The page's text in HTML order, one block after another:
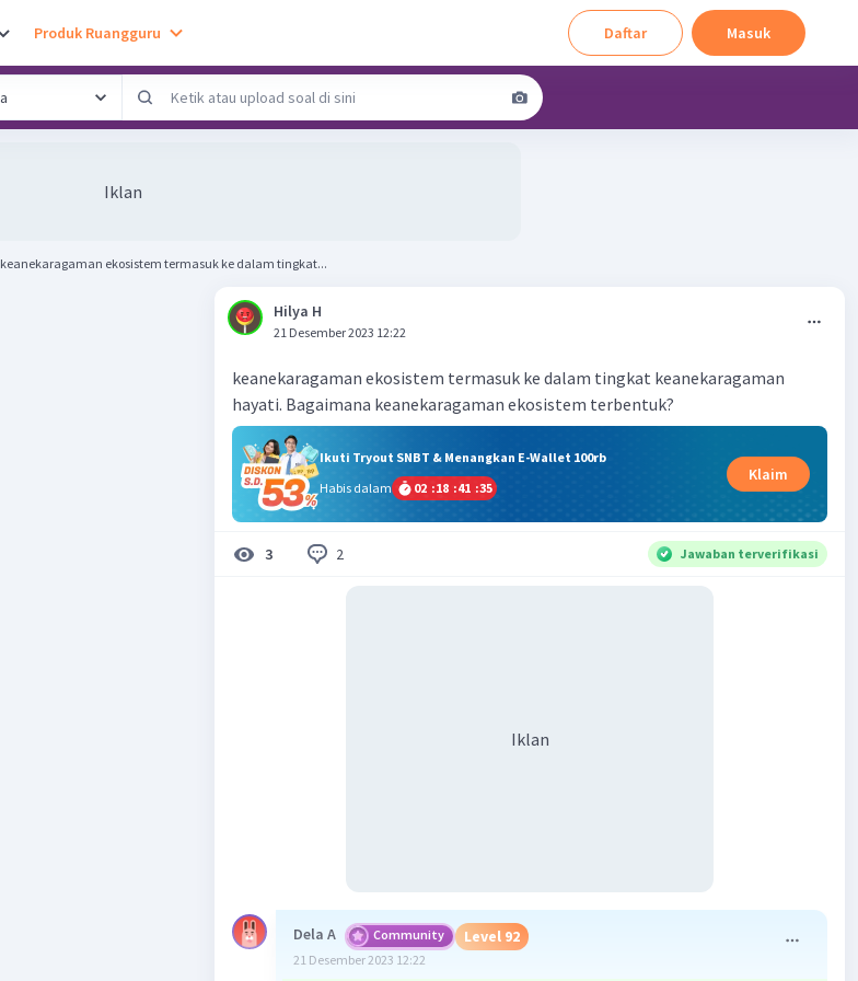
Produk Ruangguru Daftar Masuk
Iklan
keanekaragaman ekosistem termasuk ke dalam tingkat...
Hilya H
21 Desember 2023 12:22
keanekaragaman ekosistem termasuk ke dalam tingkat keanekaragaman
hayati. Bagaimana keanekaragaman ekosistem terbentuk?
Ikuti Tryout SNBT & Menangkan E-Wallet 100rb
Habis dalam
02 :18 :41 :34
Klaim
3 2 Jawaban terverifikasi
Iklan
Dela A Community Level 92
21 Desember 2023 12:22